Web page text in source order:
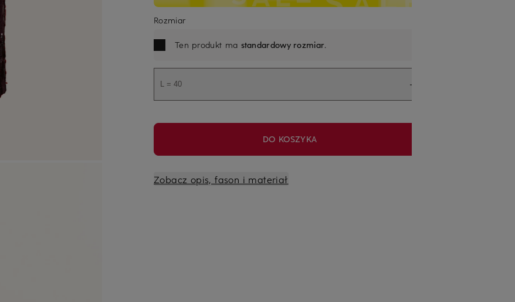
Rozmiar
Ten produkt ma standardowy rozmiar.
L = 40
DO KOSZYKA
Zobacz opis, fason i materiał